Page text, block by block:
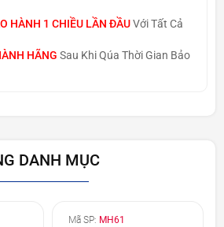
HÀNH 1 CHIỀU LẦN ĐẦU Với Tất Cả
HÃNG Sau Khi Qúa Thời Gian Bảo
DANH MỤC
Mã SP: MH61